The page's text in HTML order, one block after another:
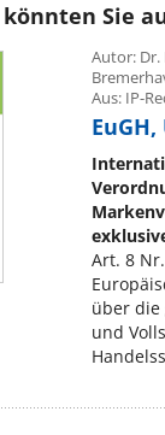
Sie
Autor: Dr.
Aus: IP-
EuGH,
Art. 8
über die
und